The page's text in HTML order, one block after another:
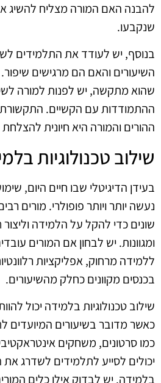
להבנה האם המורה מצליח להשיג
שנקבעו.
בנוסף, יש לעודד את התלמידים
השיעורים והאם הם מרגישים
שהוא מתקשה, יש לפנות למורה
ההתמודדות עם הקשיים.
ההורים והמורה היא חיונית
שילוב טכנולוגיות
בעידן הדיגיטלי שבו חיים היום,
נעשה יותר ויותר פופולרי. מורים
שונים כדי להקל על הלמידה וליצור
ומגוונות. יש לבחון אם המורים
ללמידה מרחוק, אפליקציות
בכנסים מקוונים כחלק מהשיעורים.
שילוב טכנולוגיות בלמידה יכול
כאשר מדובר בשיעורים המיועדים
כמו סרטונים, משחקים
יכולים לסייע לתלמידים לשדרג את
בלמידה. יש לבדוק אילו כלים